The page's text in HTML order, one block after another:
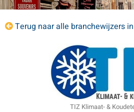
Terug naar alle branchewijzers
TIZ Klimaat- &